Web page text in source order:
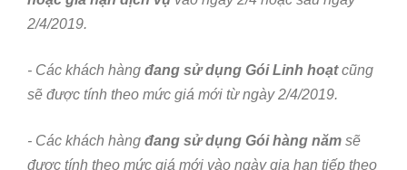
2/4/2019.
- Các khách hàng đang sử dụng Gói Linh hoạtcũng
sẽ được tính theo mức giá mới từ ngày 2/4/2019.
- Các khách hàng đang sử dụng Gói hàng năm sẽ
được tính theo mức giá mới vào ngày gia hạn tiếp theo